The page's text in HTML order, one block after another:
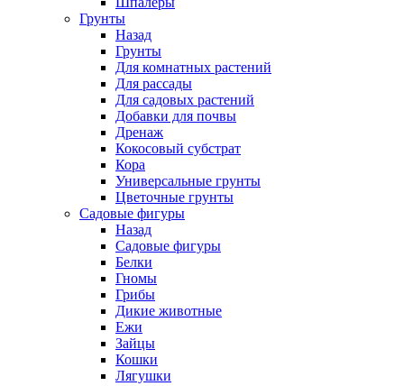
Грунты
Назад
Грунты
Для комнатных растений
Для рассады
Для садовых растений
Добавки для почвы
Дренаж
Кокосовый субстрат
Кора
Универсальные грунты
Цветочные грунты
Садовые фигуры
Назад
Садовые фигуры
Белки
Гномы
Грибы
Дикие животные
Ежи
Зайцы
Кошки
Лягушки